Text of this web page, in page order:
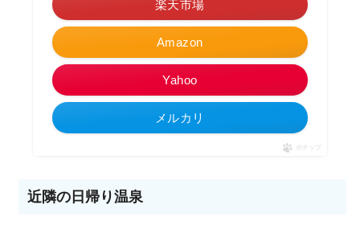
Amazon
楽天市場
Yahoo
メルカリ
ポチップ
近隣の日帰り温泉